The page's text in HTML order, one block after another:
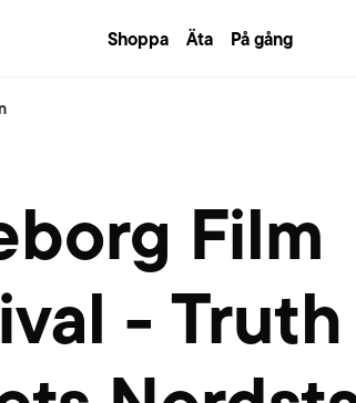
Shoppa Äta På gång
Film
- Truth